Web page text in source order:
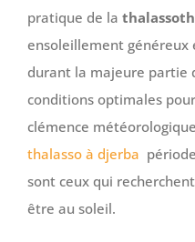
pratique de la
ensoleillement
durant la majeure partie
conditions optimales
clémence
thalasso à djerba
sont ceux qui
être au soleil.